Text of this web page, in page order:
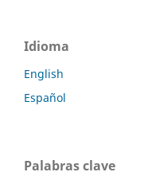
Idioma
English
Español
Palabras clave